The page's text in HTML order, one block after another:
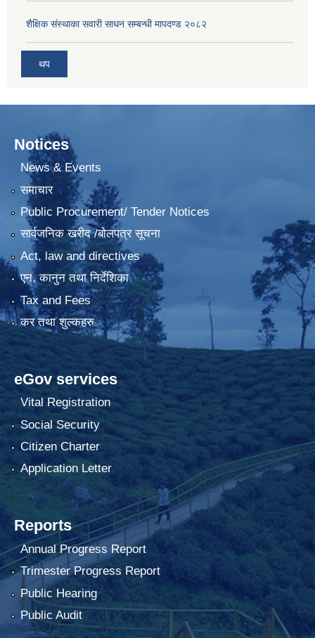
शैक्षिक संस्थाका सवारी साधन सम्बन्धी मापदण्ड २०८२
थप
Notices
News & Events
समाचार
Public Procurement/ Tender Notices
सार्वजनिक खरीद /बोलपत्र सूचना
Act, law and directives
एन, कानुन तथा निर्देशिका
Tax and Fees
कर तथा शुल्कहरु
eGov services
Vital Registration
Social Security
Citizen Charter
Application Letter
Reports
Annual Progress Report
Trimester Progress Report
Public Hearing
Public Audit